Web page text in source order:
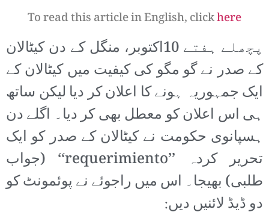
To read this article in English, clickhere
پچھلے ہفتے 10اکتوبر، منگل کے دن کیٹالان
کے صدر نے گو مگو کی کیفیت میں کیٹالان کے
ایک جمہوریہ ہونے کا اعلان کر دیا لیکن ساتھ
ہی اس اعلان کو معطل بھی کر دیا۔ اگلے دن
ہسپانوی حکومت نے کیٹالان کے صدر کو ایک
تحریر کردہ ’’requerimiento‘‘ (جواب
طلبی) بھیجا۔ اس میں راجوئے نے پوئمونٹ کو
دو ڈیڈ لائنیں دیں: